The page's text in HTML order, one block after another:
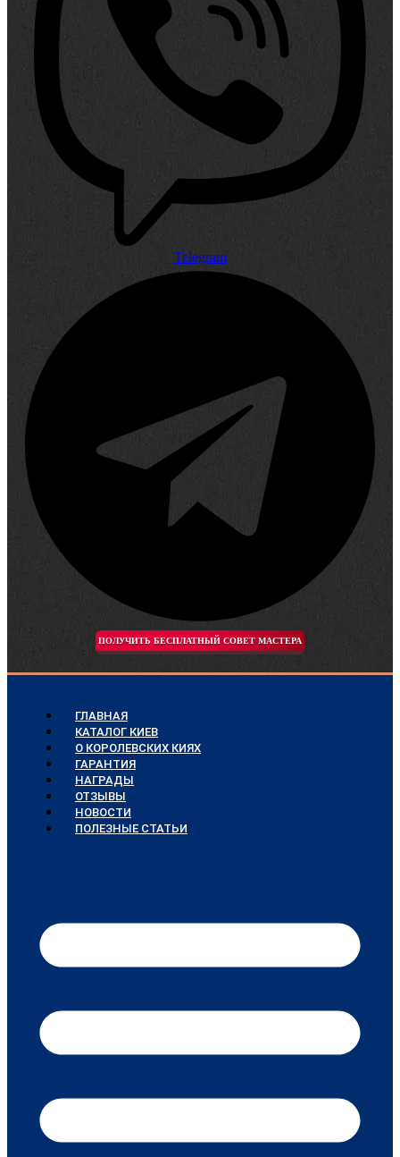
Telegram
ПОЛУЧИТЬ БЕСПЛАТНЫЙ СОВЕТ МАСТЕРА
ГЛАВНАЯ
КАТАЛОГ КИЕВ
О КОРОЛЕВСКИХ КИЯХ
ГАРАНТИЯ
НАГРАДЫ
ОТЗЫВЫ
НОВОСТИ
ПОЛЕЗНЫЕ СТАТЬИ